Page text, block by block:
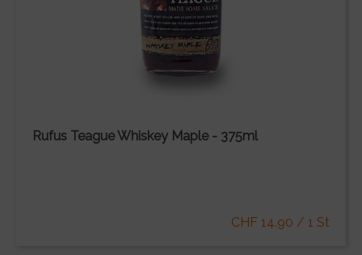
Rufus Teague Whiskey Maple - 375ml
CHF 14.90 / 1 St